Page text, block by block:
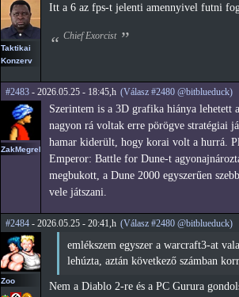
Taktikai
Konzerv
Itt a 6 az fps-t jelenti amennyivel futni
Chief Exorcist
#2483 - 2026.05.25 - 18:45,h (Válasz #2480 @bitblueduck)
ZakMegrekken
Szerintem is a 3D grafika hiánya lehetett
nagyon rá voltak erre pörögve stratégiai
hamar kiderült, hogy korai volt a hurrá.
Emperor: Battle for Dune-t
megbukott, a Dune 2000 egyszerűen
vele játszani.
#2484 - 2026.05.25 - 20:41,h (Válasz #2480 @bitblueduck)
Zoo
emlékszem egyszer a warcraft3-at
lehúzta, aztán következő számban
Nem a Diablo 2-re és a PC Gurura